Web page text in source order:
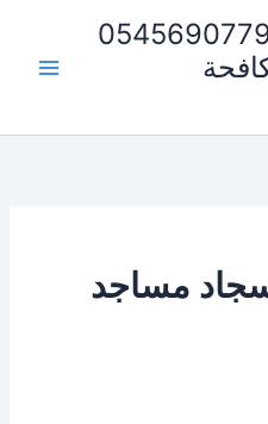
ابتكار المثالية 0545690779
مساجد